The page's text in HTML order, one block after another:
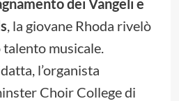
, la giovane Rhoda rivelò
musicale.
l’organista
Choir College di